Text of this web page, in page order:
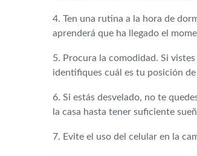
4. Ten una rutina a la hora de
aprenderá que ha llegado el
5. Procura la comodidad. Si
identifiques cuál es tu posición
6. Si estás desvelado, no te
la casa hasta tener suficiente
7. Evite el uso del celular en la